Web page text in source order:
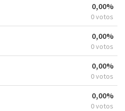
0,00%
0 votos
0,00%
0 votos
0,00%
0 votos
0,00%
0 votos